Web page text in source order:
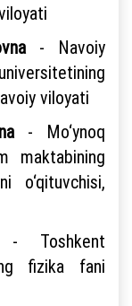
- Navoiy
viloyati
- Mo‘ynoq
maktabining
o‘qituvchisi,
Toshkent
fizika fani